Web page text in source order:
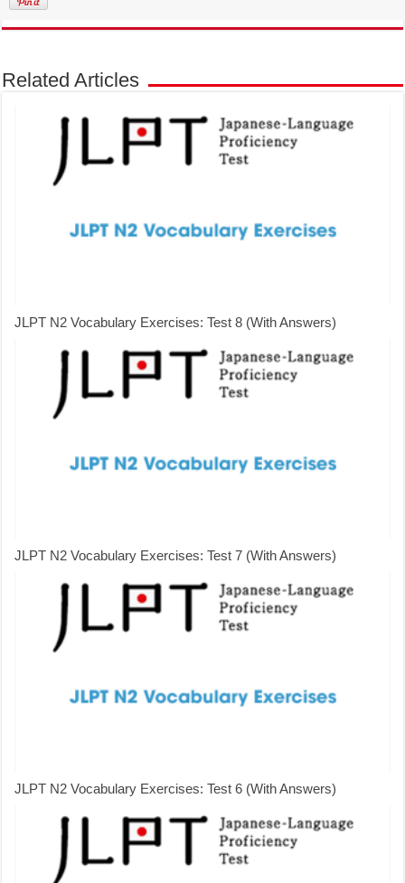
Related Articles
JLPT N2 Vocabulary Exercises: Test 8 (With Answers)
JLPT N2 Vocabulary Exercises: Test 7 (With Answers)
JLPT N2 Vocabulary Exercises: Test 6 (With Answers)